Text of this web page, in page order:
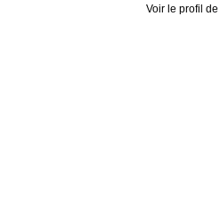
Voir le profil de